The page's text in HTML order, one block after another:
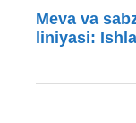
Meva va
liniyasi: